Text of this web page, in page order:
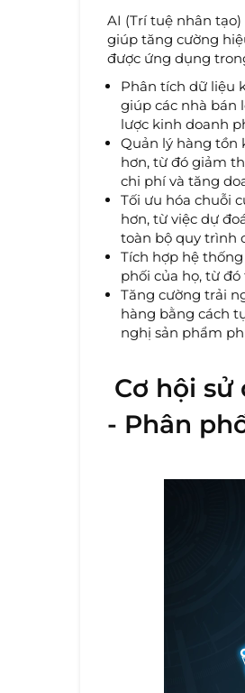
AI (Trí tuệ nhân
giúp tăng cường
được ứng dụng
Phân tích dữ liệu
giúp các nhà bán
lược kinh doanh
Quản lý hàng tồn
hơn, từ đó giảm
chi phí và tăng
Tối ưu hóa chuỗi
hơn, từ việc dự
toàn bộ quy trình
Tích hợp hệ
phối của họ, từ
Tăng cường trải
hàng bằng cách
nghị sản phẩm
Cơ hội
- Phân